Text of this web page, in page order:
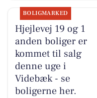
BOLIGMARKED
Hjejlevej 19 og 1
anden boliger er
kommet til salg
denne uge i
Videbæk - se
boligerne her.